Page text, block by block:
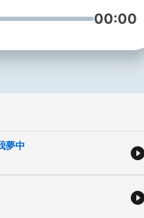
00:00
夢中